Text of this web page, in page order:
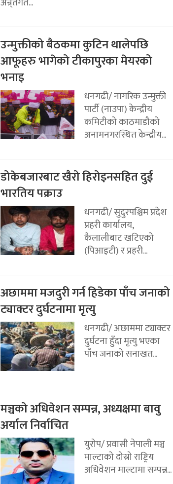
उन्मुक्तीको बैठकमा कुटिन थालेपछि
आफूहरु भागेको टीकापुरका मेयरको
भनाइ
धनगढी/ नागरिक उन्मुक्ती
पार्टी (नाउपा) केन्द्रीय
कमिटीको काठमाडौको
अनामनगरस्थित केन्द्रीय...
डोकेबजारबाट खैरो हिरोइनसहित दुई
भारतिय पक्राउ
धनगढी/ सुदुरपश्चिम प्रदेश
प्रहरी कार्यालय,
कैलालीबाट खटिएको
(पिआइटी) र प्रहरी...
अछाममा मजदुरी गर्न हिडेका पाँच जनाको
ट्याक्टर दुर्घटनामा मृत्यु
धनगढी/ अछाममा ट्याक्टर
दुर्घटना हुँदा मृत्यु भएका
पाँच जनाको सनाखत...
मञ्चको अधिवेशन सम्पन्न, अध्यक्षमा बावु
अर्याल निर्वाचित
युरोप/ प्रवासी नेपाली मञ्च
माल्टाको दोस्रो राष्ट्रिय
अधिवेशन माल्टामा सम्पन्न...